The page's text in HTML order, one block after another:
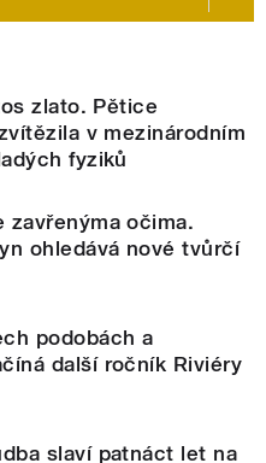
zlato. Pětice
v mezinárodním
fyziků
zavřenýma očima.
ohledává nové tvůrčí
podobách a
další ročník Riviéry
slaví patnáct let na